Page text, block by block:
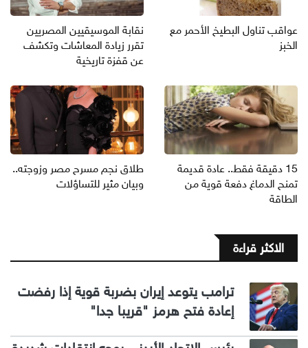
عواقب تناول البطيخ الأحمر مع
الخبز
نقابة الموسيقيين المصريين
تقرر زيادة المعاشات وتكشف
عن قفزة تاريخية
15 دقيقة فقط.. عادة قديمة
تمنح الدماغ دفعة قوية من
الطاقة
طلاق نجم مسرح مصر وزوجته..
وبيان مثير للتساؤلات
الاكثر قراءة
ترامب يتوعد إيران بضربة قوية إذا رفضت
إعادة فتح هرمز "قريبا جدا"